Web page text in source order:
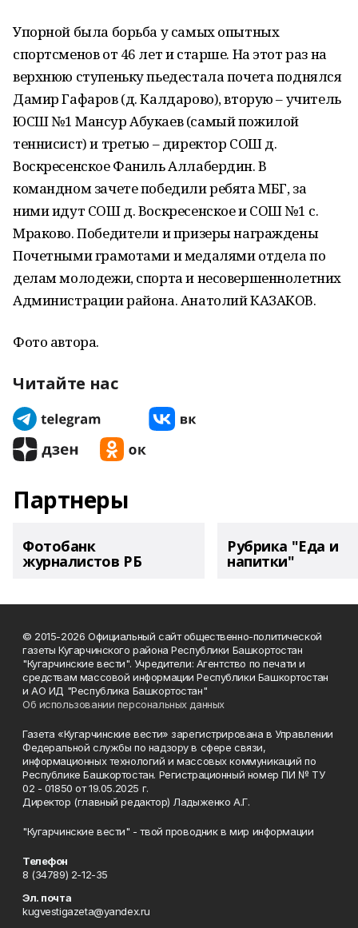
Упорной была борьба у самых опытных
спортсменов от 46 лет и старше. На этот раз на
верхнюю ступеньку пьедестала почета поднялся
Дамир Гафаров (д. Калдарово), вторую – учитель
ЮСШ №1 Мансур Абукаев (самый пожилой
теннисист) и третью – директор СОШ д.
Воскресенское Фаниль Аллабердин. В
командном зачете победили ребята МБГ, за
ними идут СОШ д. Воскресенское и СОШ №1 с.
Мраково. Победители и призеры награждены
Почетными грамотами и медалями отдела по
делам молодежи, спорта и несовершеннолетних
Администрации района. Анатолий КАЗАКОВ.
Фото автора.
Читайте нас
Партнеры
Фотобанк
журналистов РБ
Рубрика "Еда и
напитки"
© 2015-2026 Официальный сайт общественно-политической
газеты Кугарчинского района Республики Башкортостан
"Кугарчинские вести". Учредители: Агентство по печати и
средствам массовой информации Республики Башкортостан
и АО ИД "Республика Башкортостан"
Об использовании персональных данных
Газета «Кугарчинские вести» зарегистрирована в Управлении
Федеральной службы по надзору в сфере связи,
информационных технологий и массовых коммуникаций по
Республике Башкортостан. Регистрационный номер ПИ № ТУ
02 - 01850 от 19.05.2025 г.
Директор (главный редактор) Ладыженко А.Г.
"Кугарчинские вести" - твой проводник в мир информации
Телефон
8 (34789) 2-12-35
Эл. почта
kugvestigazeta@yandex.ru